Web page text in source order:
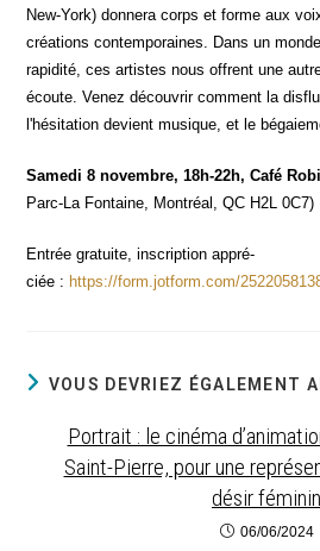
New-York) don­ne­ra corps et forme aux
créa­tions contem­po­raines. Dans un
rapi­di­té, ces artistes nous offrent une
écoute. Venez décou­vrir com­ment la
l'hésitation devient musique, et le
Same­di 8 novembre, 18h-22h, Café
Parc-La Fon­taine, Mont­réal, QC H2L 0C7)
Entrée gra­tuite, ins­crip­tion appré­
ciée : https://form.jotform.com/
VOUS DEVRIEZ ÉGALEMENT
Portrait : le cinéma
Saint-Pierre, pour une
désir féminin
06/06/2024